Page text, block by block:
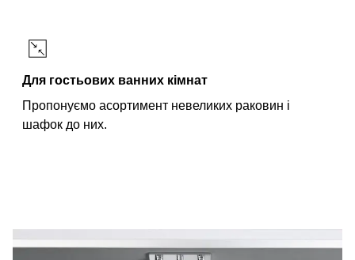
Для гостьових ванних кімнат
Пропонуємо асортимент невеликих раковин і
шафок до них.